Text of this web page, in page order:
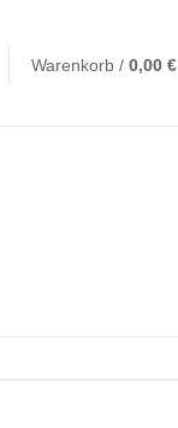
Warenkorb /0,00€